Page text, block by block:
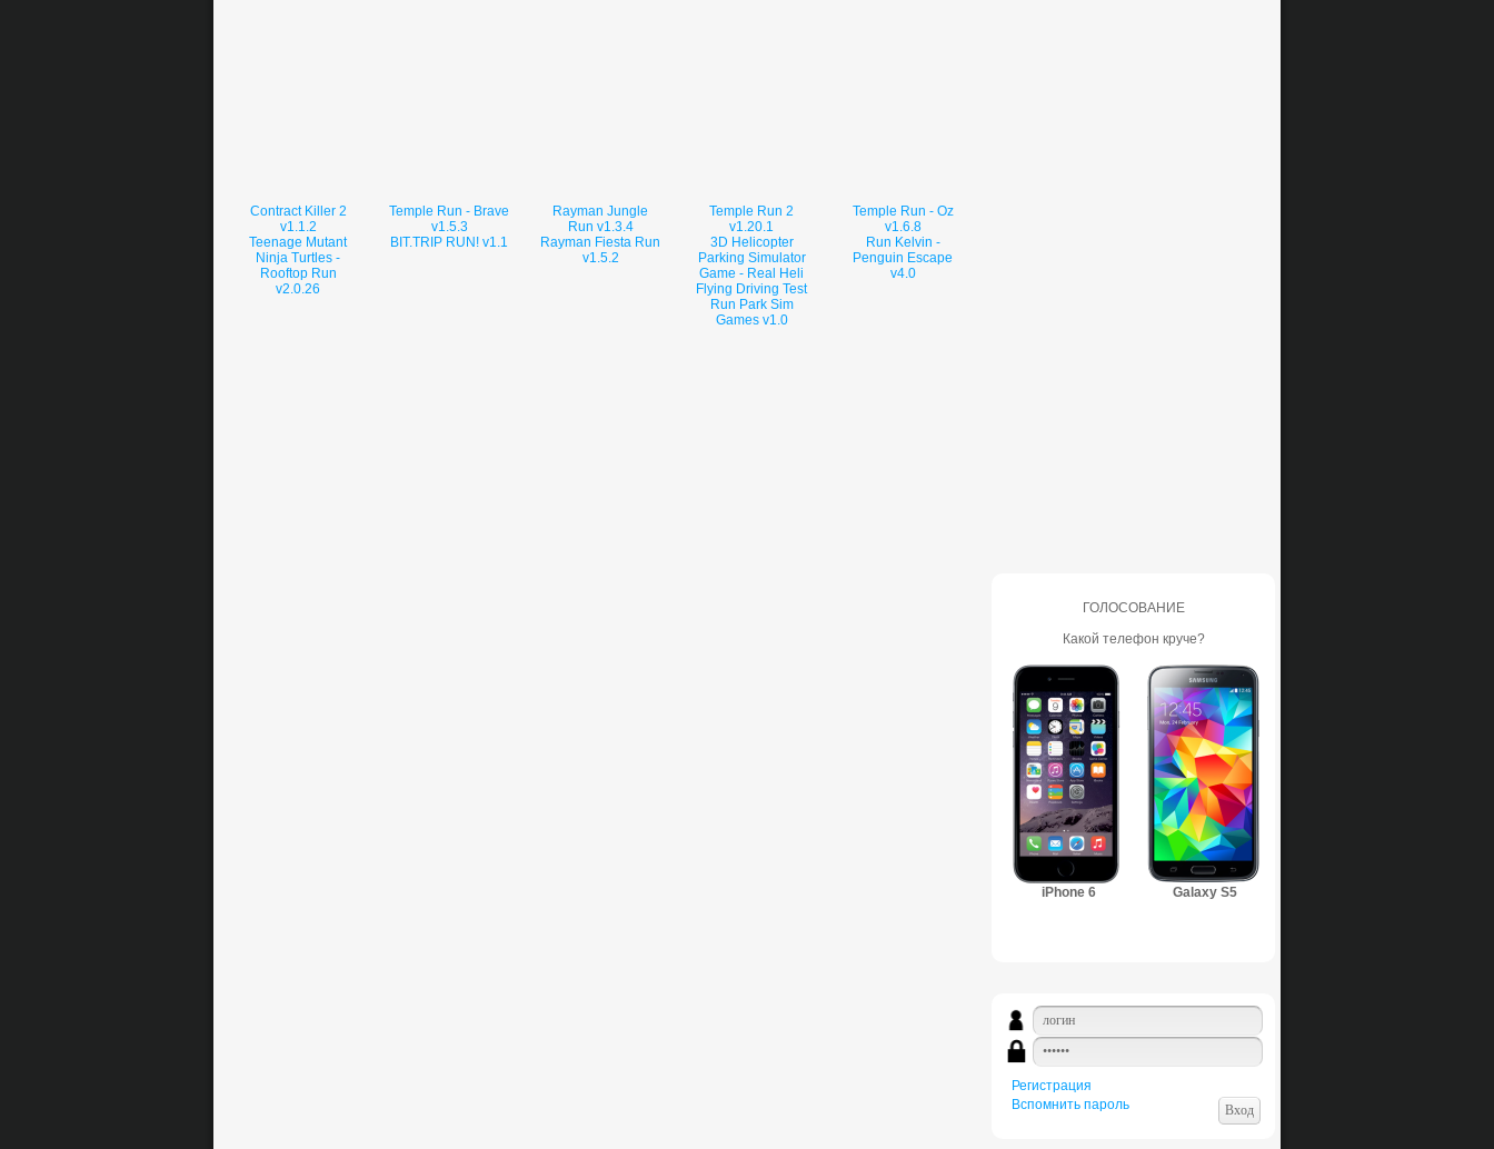
Contract Killer 2
v1.1.2
Temple Run - Brave
v1.5.3
Rayman Jungle
Run v1.3.4
Temple Run 2
v1.20.1
Temple Run - Oz
v1.6.8
Teenage Mutant
Ninja Turtles -
Rooftop Run
v2.0.26
BIT.TRIP RUN! v1.1
Rayman Fiesta Run
v1.5.2
3D Helicopter
Parking Simulator
Game - Real Heli
Flying Driving Test
Run Park Sim
Games v1.0
Run Kelvin -
Penguin Escape
v4.0
ГОЛОСОВАНИЕ
Какой телефон круче?
iPhone 6 Galaxy S5
Регистрация
Вспомнить пароль